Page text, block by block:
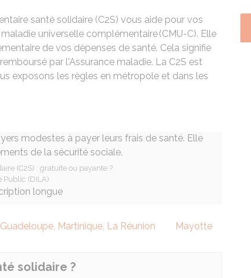
santé solidaire (C2S) vous aide pour vos
universelle complémentaire (CMU-C). Elle
de vos dépenses de santé. Cela signifie
par l'Assurance maladie. La C2S est
exposons les règles en métropole et dans les
(C2S) : gratuite ou payante ?
Public (DILA)
longue
Martinique, La Réunion Mayotte
solidaire ?